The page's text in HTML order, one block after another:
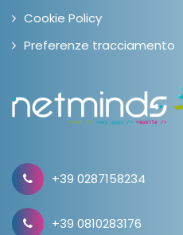
Cookie Policy
Preferenze tracciamento
+39 0287158234
+39 0810283176